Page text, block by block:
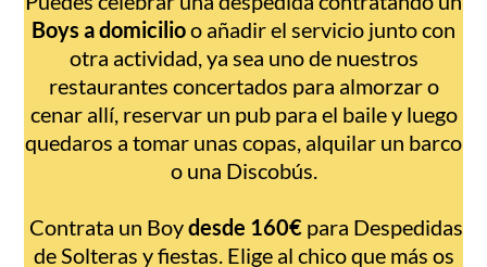
Boys a domicilioo añadir el servicio junto con
otra actividad, ya sea uno de nuestros
restaurantes concertados para almorzar o
cenar allí, reservar un pub para el baile y luego
quedaros a tomar unas copas, alquilar un barco
o una Discobús.
Contrata un Boydesde 160€ para Despedidas
de Solteras y fiestas. Elige al chico que más os